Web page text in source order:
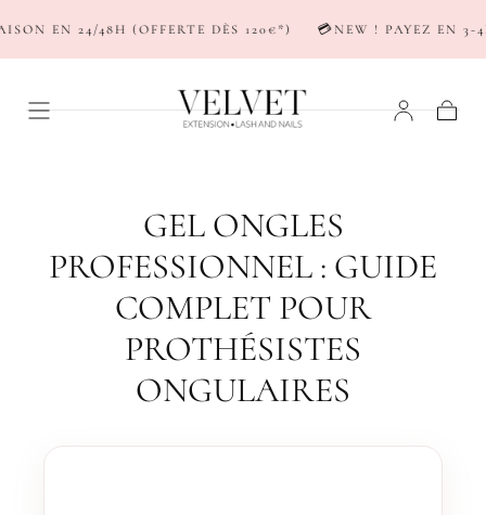
PASSER AU
CONTENU
EN 24/48H (OFFERTE DÈS 120€*) 💳NEW ! PAYEZ EN 3-4X
GEL ONGLES
PROFESSIONNEL : GUIDE
COMPLET POUR
PROTHÉSISTES
ONGULAIRES